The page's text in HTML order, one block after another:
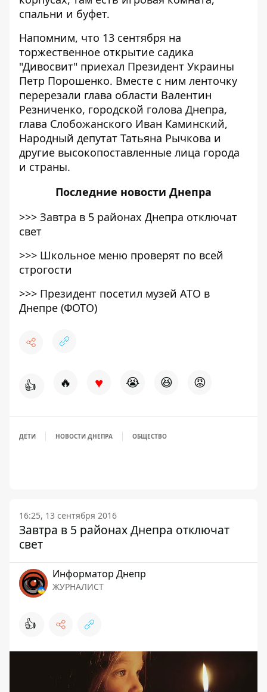
спальни и буфет.
Напомним, что 13 сентября на
торжественное открытие садика
"Дивосвит" приехал Президент Украины
Петр Порошенко. Вместе с ним ленточку
перерезали глава области Валентин
Резниченко, городской голова Днепра,
глава Слобожанского Иван Каминский,
Народный депутат Татьяна Рычкова и
другие высокопоставленные лица города
и страны.
Последние новости Днепра
>>> Завтра в 5 районах Днепра отключат
свет
>>> Школьное меню проверят по всей
строгости
>>> Президент посетил музей АТО в
Днепре (ФОТО)
👍 🔥 ♥ 😭 😆 😡
ДЕТИ НОВОСТИ ДНЕПРА ОБЩЕСТВО
16:25, 13 сентября 2016
Завтра в 5 районах Днепра отключат
свет
Информатор Днепр
ЖУРНАЛИСТ
👍